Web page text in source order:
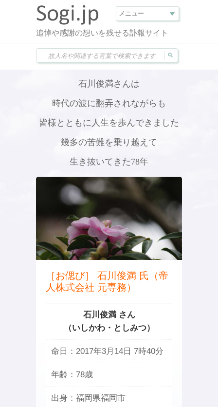
追悼や感謝の想いを残せる訃報サイト
石川俊満さんは
時代の波に翻弄されながらも
皆様とともに人生を歩んできました
幾多の苦難を乗り越えて
生き抜いてきた78年
［お偲び］ 石川俊満 氏（帝
人株式会社 元専務）
石川俊満 さん
（いしかわ・としみつ）
命日： 2017年3月14日 7時40分
年齢： 78歳
出身： 福岡県福岡市